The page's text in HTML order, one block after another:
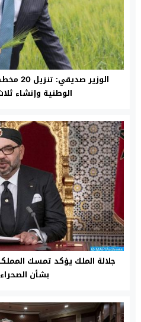
الوزير
الوطنية وإنشاء
جلالة الملك يؤكد تمسك
بشأن